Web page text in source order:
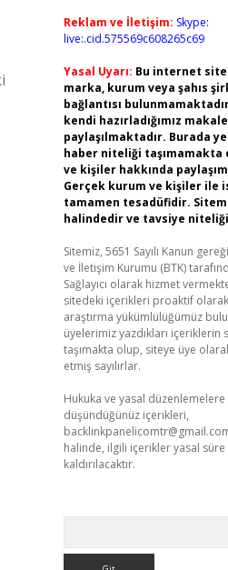
Reklam ve İletişim: Skype:
live:.cid.575569c608265c69
Yasal Uyarı: Bu internet
marka, kurum veya şahıs
bağlantısı
kendi hazırladığımız
paylaşılmaktadır. Burada
haber niteliği taşımamakta
ve kişiler hakkında
Gerçek kurum ve kişiler ile
tamamen tesadüfidir.
halindedir ve tavsiye
Sitemiz, 5651 Sayılı Kanun
ve İletişim Kurumu (BTK)
Sağlayıcı olarak hizmet
sitedeki içerikleri proaktif
araştırma yükümlülüğümüz
üyelerimiz yazdıkları içeriklerin
taşımakta olup, siteye üye
etmiş sayılırlar.
Hukuka ve yasal düzenlemelere
düşündüğünüz içerikleri,
halinde, ilgili içerikler yasal
kaldırılacaktır.